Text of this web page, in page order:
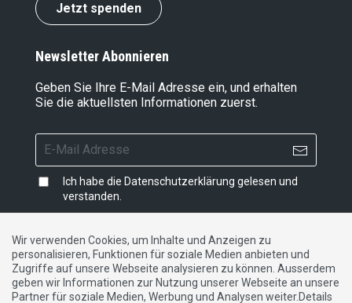
Jetzt spenden
Newsletter Abonnieren
Geben Sie Ihre E-Mail Adresse ein, und erhalten
Sie die aktuellsten Informationen zuerst.
Ich habe die Datenschutzerklärung gelesen und
verstanden.
Impressum |Datenschutzerklärung|Kontakt
DE FR IT
Wir verwenden Cookies, um Inhalte und Anzeigen zu
personalisieren, Funktionen für soziale Medien anbieten und
Zugriffe auf unsere Webseite analysieren zu können. Ausserdem
geben wir Informationen zur Nutzung unserer Webseite an unsere
Partner für soziale Medien, Werbung und Analysen weiter.Details